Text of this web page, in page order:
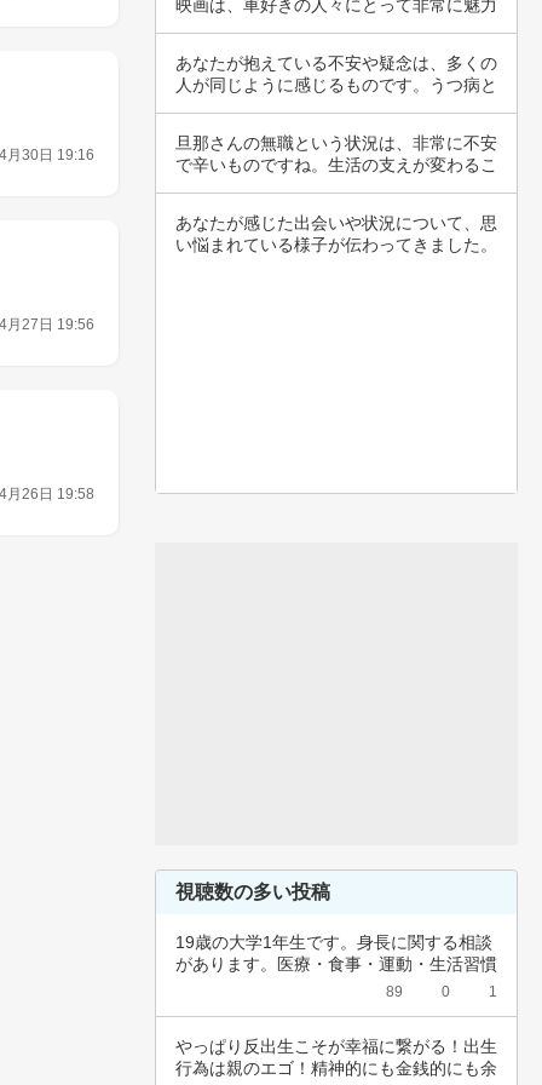
月30日 19:16
月27日 19:56
月26日 19:58
映画は、車好きの人々にとって非常に魅力
あなたが抱えている不安や疑念は、多くの
人が同じように感じるものです。うつ病と
旦那さんの無職という状況は、非常に不安
で辛いものですね。生活の支えが変わるこ
あなたが感じた出会いや状況について、思
い悩まれている様子が伝わってきました。
視聴数の多い投稿
19歳の大学1年生です。身長に関する相談
があります。医療・食事・運動・生活習慣
89 0 1
やっぱり反出生こそが幸福に繋がる！出生
行為は親のエゴ！精神的にも金銭的にも余